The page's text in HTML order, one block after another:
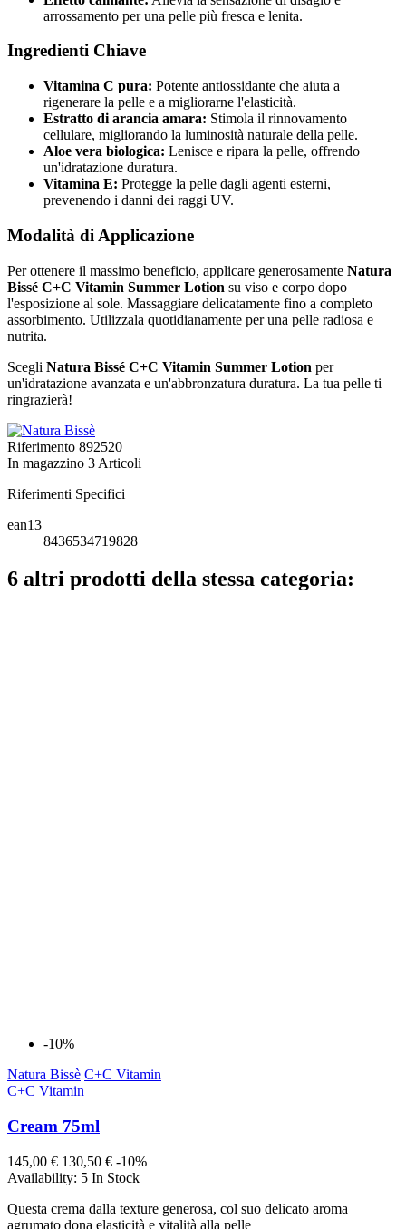
arrossamento per una pelle più fresca e lenita.
Ingredienti Chiave
Vitamina C pura: Potente antiossidante che aiuta a
rigenerare la pelle e a migliorarne l'elasticità.
Estratto di arancia amara: Stimola il rinnovamento
cellulare, migliorando la luminosità naturale della pelle.
Aloe vera biologica: Lenisce e ripara la pelle, offrendo
un'idratazione duratura.
Vitamina E: Protegge la pelle dagli agenti esterni,
prevenendo i danni dei raggi UV.
Modalità di Applicazione
Per ottenere il massimo beneficio, applicare generosamente Natura
Bissé C+C Vitamin Summer Lotion su viso e corpo dopo
l'esposizione al sole. Massaggiare delicatamente fino a completo
assorbimento. Utilizzala quotidianamente per una pelle radiosa e
nutrita.
Scegli Natura Bissé C+C Vitamin Summer Lotion per
un'idratazione avanzata e un'abbronzatura duratura. La tua pelle ti
ringrazierà!
Riferimento 892520
In magazzino 3 Articoli
Riferimenti Specifici
ean13
8436534719828
6 altri prodotti della stessa categoria:
-10%
Natura Bissè C+C Vitamin
C+C Vitamin
Cream 75ml
145,00 € 130,50 € -10%
Availability: 5 In Stock
Questa crema dalla texture generosa, col suo delicato aroma
agrumato dona elasticità e vitalità alla pelle